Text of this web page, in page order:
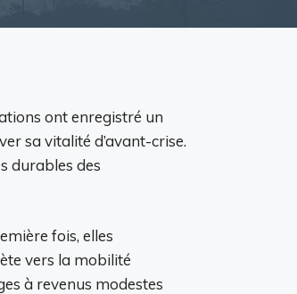
ont enregistré un
sa vitalité d’avant-crise.
durables des
fois, elles
vers la mobilité
à revenus modestes